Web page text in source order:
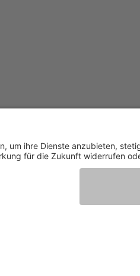
und Events
mit unseren Partnern
profitieren Sie von